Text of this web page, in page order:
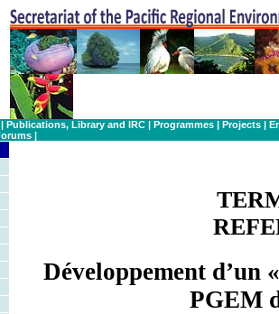
| Publications, Library and IRC | Programmes | Projects |
|
Développement d’un
PGEM